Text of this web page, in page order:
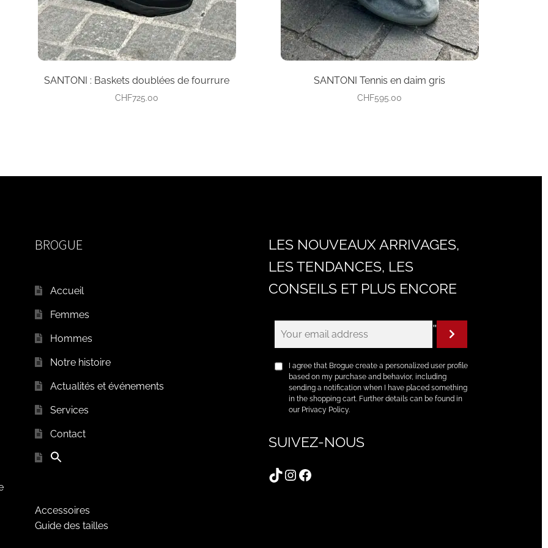
SANTONI : Baskets doublées de fourrure
CHF725.00
sur
page
du
produit
SANTONI Tennis en daim gris
CHF595.00
sur
page
du
produit
BROGUE
Accueil
Femmes
Hommes
Notre histoire
Actualités et événements
Services
Contact
Accessoires
Guide des tailles
LES NOUVEAUX ARRIVAGES,
LES TENDANCES, LES
CONSEILS ET PLUS ENCORE
"
I agree that Brogue create a personalized user profile
based on my purchase and behavior, including
sending a notification when I have placed something
in the shopping cart. Further details can be found in
our Privacy Policy.
SUIVEZ-NOUS
TikTok
Instagram
Facebook